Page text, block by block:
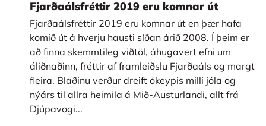
Fjarðaálsfréttir 2019 eru komnar út
Fjarðaálsfréttir 2019 eru komnar út en þær hafa
komið út á hverju hausti síðan árið 2008. Í þeim er
að finna skemmtileg viðtöl, áhugavert efni um
áliðnaðinn, fréttir af framleiðslu Fjarðaáls og margt
fleira. Blaðinu verður dreift ókeypis milli jóla og
nýárs til allra heimila á Mið-Austurlandi, allt frá
Djúpavogi...